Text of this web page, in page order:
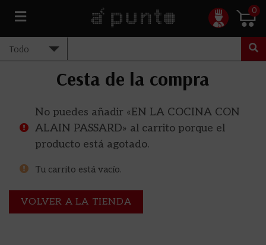
0
Cesta de la compra
No puedes añadir «EN LA COCINA CON
ALAIN PASSARD» al carrito porque el
producto está agotado.
Tu carrito está vacío.
VOLVER A LA TIENDA